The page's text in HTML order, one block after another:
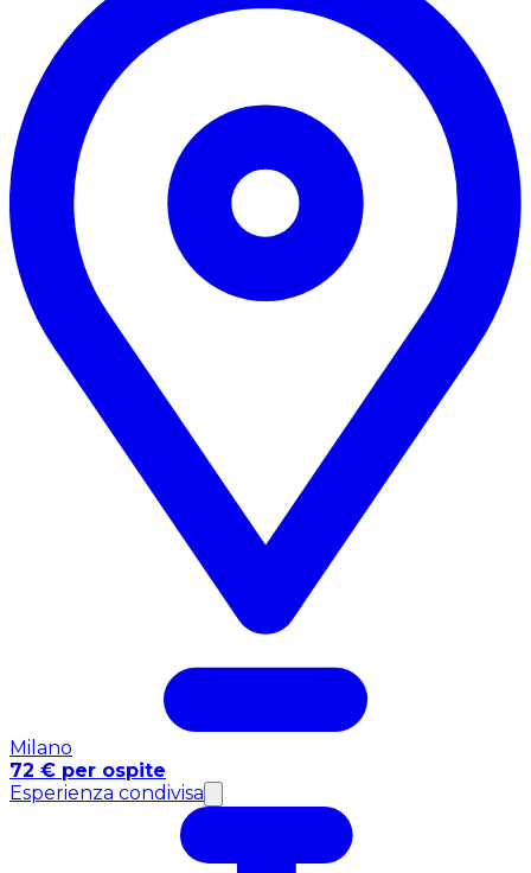
Milano
72 € per ospite
Esperienza condivisa